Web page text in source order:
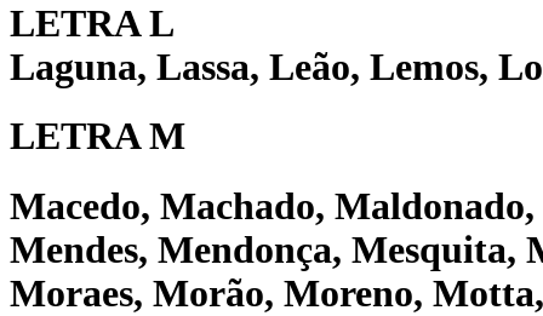
LETRA L
Laguna, Lassa, Leão, Lemos,
LETRA M
Macedo, Machado,
Mendes, Mendonça,
Moraes, Morão, Moreno,